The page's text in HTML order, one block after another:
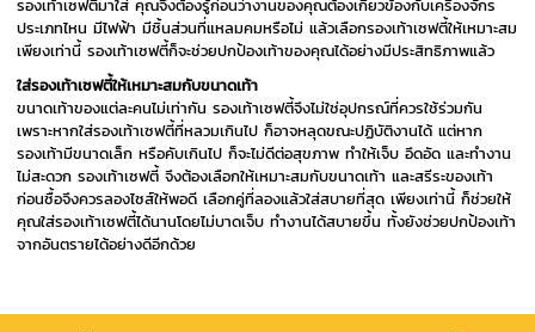
รองเท้าเซฟตี้มาใส่ คุณจึงต้องรู้ก่อนว่างานของคุณต้องเกี่ยวข้องกับเครื่องจักร
ประเภทไหน มีไฟฟ้า มีชิ้นส่วนที่แหลมคมหรือไม่ แล้วเลือกรองเท้าเซฟตี้ให้เหมาะสม
เพียงเท่านี้ รองเท้าเซฟตี้ก็จะช่วยปกป้องเท้าของคุณได้อย่างมีประสิทธิภาพแล้ว
ใส่รองเท้าเซฟตี้ให้เหมาะสมกับขนาดเท้า
ขนาดเท้าของแต่ละคนไม่เท่ากัน รองเท้าเซฟตี้จึงไม่ใช่อุปกรณ์ที่ควรใช้ร่วมกัน
เพราะหากใส่รองเท้าเซฟตี้ที่หลวมเกินไป ก็อาจหลุดขณะปฏิบัติงานได้ แต่หาก
รองเท้ามีขนาดเล็ก หรือคับเกินไป ก็จะไม่ดีต่อสุขภาพ ทำให้เจ็บ อึดอัด และทำงาน
ไม่สะดวก รองเท้าเซฟตี้ จึงต้องเลือกให้เหมาะสมกับขนาดเท้า และสรีระของเท้า
ก่อนซื้อจึงควรลองไซส์ให้พอดี เลือกคู่ที่ลองแล้วใส่สบายที่สุด เพียงเท่านี้ ก็ช่วยให้
คุณใส่รองเท้าเซฟตี้ได้นานโดยไม่บาดเจ็บ ทำงานได้สบายขึ้น ทั้งยังช่วยปกป้องเท้า
จากอันตรายได้อย่างดีอีกด้วย